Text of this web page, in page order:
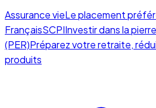
Assurance vieLe placement
FrançaisSCPIInvestir dans la
(PER)Préparez votre retraite,
produits